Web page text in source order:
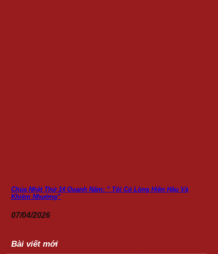
Chúa Nhật Thứ 14 Quanh Năm: ” Tôi Có Lòng Hiền Hậu Và
Khiêm Nhường”
07/04/2026
Bài viết mới